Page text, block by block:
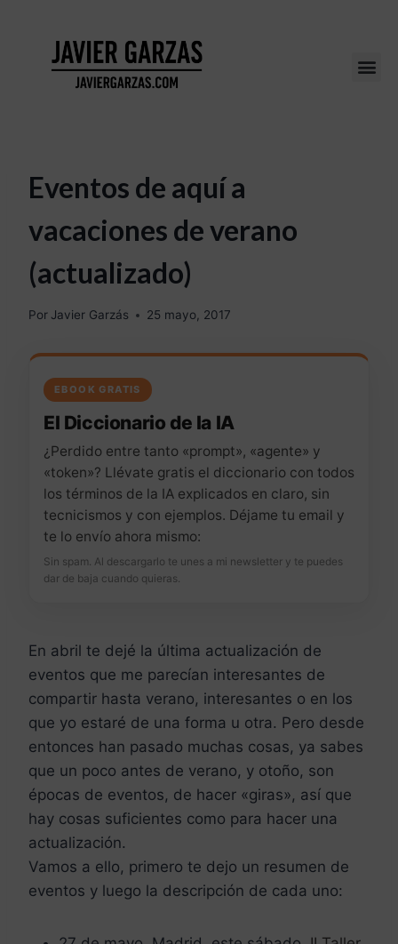
Eventos de aquí a
vacaciones de verano
(actualizado)
Por Javier Garzás 25 mayo, 2017
EBOOK GRATIS
El Diccionario de la IA
¿Perdido entre tanto «prompt», «agente» y
«token»? Llévate gratis el diccionario con todos
los términos de la IA explicados en claro, sin
tecnicismos y con ejemplos. Déjame tu email y
te lo envío ahora mismo:
Sin spam. Al descargarlo te unes a mi newsletter y te puedes
dar de baja cuando quieras.
En abril te dejé la última actualización de
eventos que me parecían interesantes de
compartir hasta verano, interesantes o en los
que yo estaré de una forma u otra. Pero desde
entonces han pasado muchas cosas, ya sabes
que un poco antes de verano, y otoño, son
épocas de eventos, de hacer «giras», así que
hay cosas suficientes como para hacer una
actualización.
Vamos a ello, primero te dejo un resumen de
eventos y luego la descripción de cada uno: